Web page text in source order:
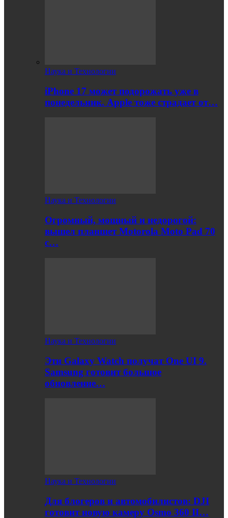
Наука и Технологии
iPhone 17 может подорожать уже в
понедельник. Apple тоже страдает от…
Наука и Технологии
Огромный, мощный и недорогой:
вышел планшет Motorola Moto Pad 70
с…
Наука и Технологии
Эти Galaxy Watch получат One UI 9.
Samsung готовит большое
обновление…
Наука и Технологии
Для блогеров и автомобилистов: DJI
готовит новую камеру Osmo 360 II…